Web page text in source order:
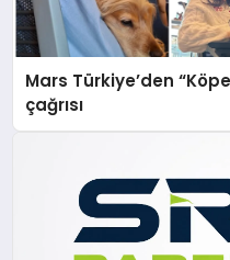
Mars Türkiye’den
çağrısı